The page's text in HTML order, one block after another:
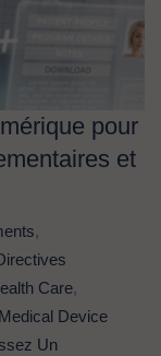
pour
et
,
Care,
Medical Device
Un